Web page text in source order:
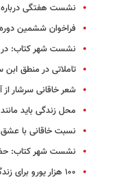
نشست هفتگی درباره‌
فراخوان ششمین
نشست شهر کتاب: در
تاملاتی در منطق
شعر خاقانی سرشار
محل زندگی باید
نسبت خاقانی با
نشست شهر کتاب:
۱۰۰ هزار یورو برای زندگی خانوادگی